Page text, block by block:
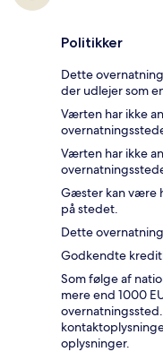
Politikker
Dette
der udlejer som
Værten har ikke
Værten har ikke
Gæster kan være
på stedet.
Dette
Godkendte
Som følge af
mere end 1000
oplysninger.